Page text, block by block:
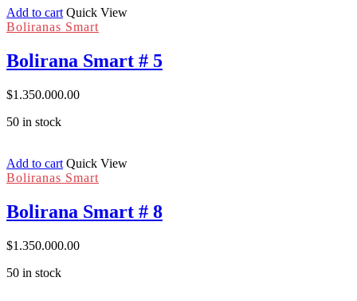
Add to cart Quick View
Boliranas Smart
Bolirana Smart # 5
$1.350.000.00
50 in stock
Add to cart Quick View
Boliranas Smart
Bolirana Smart # 8
$1.350.000.00
50 in stock